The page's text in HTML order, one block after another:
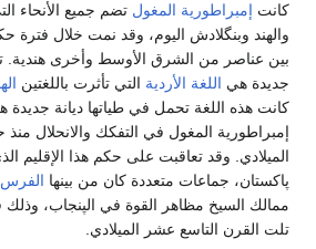
كانت إمبراطورية المغول تضم جميع الأنحاء
والهند وبنگلادش اليوم، وقد نمت خلال فترة
بين عناصر من الشرق الأوسط وأخرى هندية.
جديدة هي اللغة الأردية التي تأثرت باللغتين
كانت هذه اللغة تحمل في طياتها ديانة جديدة
إمبراطورية المغول في التفكك والانحلال
الميلادي. وقد تعاقبت على حكم هذا الإقليم
پاكستان، جماعات متعددة كان من بينها الفرس
ممالك السيخ مظاهر القوة في الپنجاب،
تلت القرن التاسع عشر الميلادي.